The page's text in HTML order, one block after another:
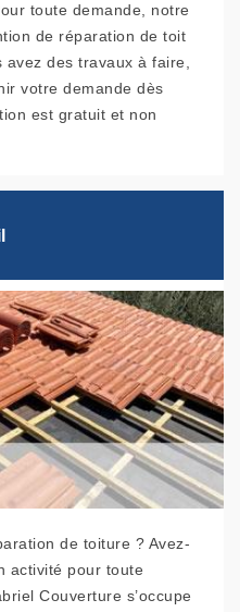
toute demande, notre
de réparation de toit
avez des travaux à faire,
votre demande dès
est gratuit et non
de toiture ? Avez-
activité pour toute
Couverture s’occupe